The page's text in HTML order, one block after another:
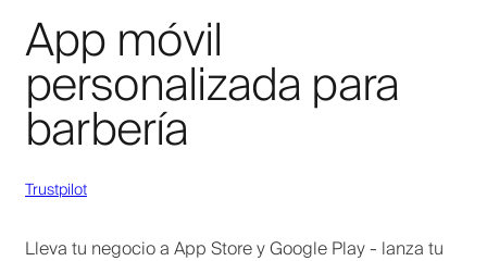
App móvil
personalizada para
barbería
Trustpilot
Lleva tu negocio a App Store y Google Play - lanza tu